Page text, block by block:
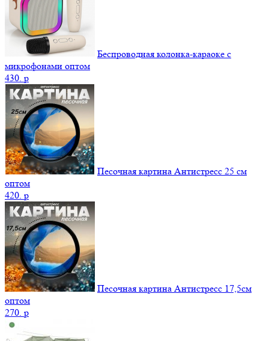
Беспроводная колонка-караоке с
микрофонами оптом
430. p
Песочная картина Антистресс 25 см
оптом
420. p
Песочная картина Антистресс 17,5см
оптом
270. p